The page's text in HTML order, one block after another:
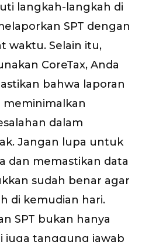
langkah-langkah di
SPT dengan
waktu. Selain itu,
CoreTax, Anda
bahwa laporan
meminimalkan
dalam
Jangan lupa untuk
dan memastikan data
sudah benar agar
di kemudian hari.
SPT bukan hanya
juga tanggung jawab